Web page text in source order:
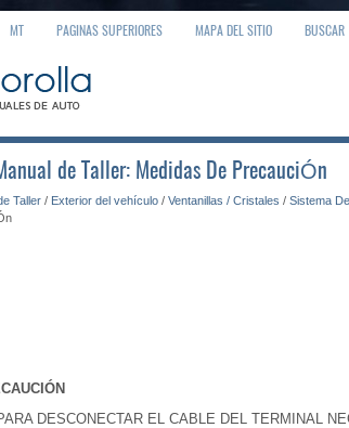
MT PAGINAS SUPERIORES MAPA DEL SITIO BUSCAR
de Taller: Medidas De PrecauciÓn
Taller / Exterior del vehículo / Ventanillas / Cristales / Sistema
DESCONECTAR EL CABLE DEL TERMINAL